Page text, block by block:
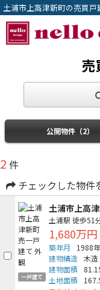
土浦市上高津新町の売買
売
公開物件（2）
2 件
チェックした物件
一戸建て
土浦市上高
土浦駅 徒歩51
1,680万円
築年月 1988
建物構造 木造
建物面積
土地面積